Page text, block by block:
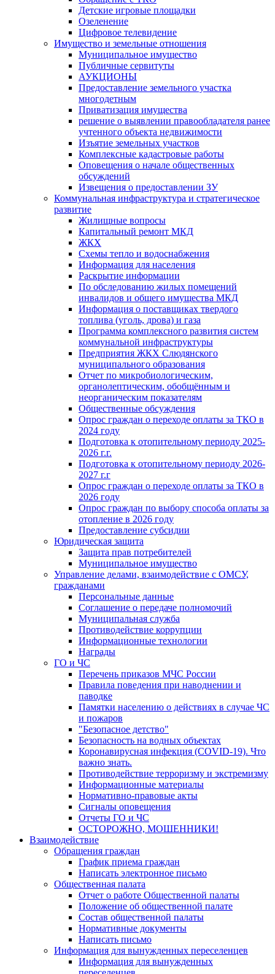
Детские игровые площадки
Озеленение
Цифровое телевидение
Имущество и земельные отношения
Муниципальное имущество
Публичные сервитуты
АУКЦИОНЫ
Предоставление земельного участка
многодетным
Приватизация имущества
решение о выявлении правообладателя ранее
учтенного объекта недвижимости
Изъятие земельных участков
Комплексные кадастровые работы
Оповещения о начале общественных
обсуждений
Извещения о предоставлении ЗУ
Коммунальная инфраструктура и стратегическое
развитие
Жилищные вопросы
Капитальный ремонт МКД
ЖКХ
Схемы тепло и водоснабжения
Информация для населения
Раскрытие информации
По обследованию жилых помещений
инвалидов и общего имущества МКД
Информация о поставщиках твердого
топлива (уголь, дрова) и газа
Программа комплексного развития систем
коммунальной инфраструктуры
Предприятия ЖКХ Слюдянского
муниципального образования
Отчет по микробиологическим,
органолептическим, обобщённым и
неорганическим показателям
Общественные обсуждения
Опрос граждан о переходе оплаты за ТКО в
2024 году
Подготовка к отопительному периоду 2025-
2026 г.г.
Подготовка к отопительному периоду 2026-
2027 г.г
Опрос граждан о переходе оплаты за ТКО в
2026 году
Опрос граждан по выбору способа оплаты за
отопление в 2026 году
Предоставление субсидии
Юридическая защита
Защита прав потребителей
Муниципальное имущество
Управление делами, взаимодействие с ОМСУ,
гражданами
Персональные данные
Соглашение о передаче полномочий
Муниципальная служба
Противодействие коррупции
Информационные технологии
Награды
ГО и ЧС
Перечень приказов МЧС России
Правила поведения при наводнении и
паводке
Памятки населению о действиях в случае ЧС
и пожаров
"Безопасное детство"
Безопасность на водных объектах
Коронавирусная инфекция (COVID-19). Что
важно знать.
Противодействие терроризму и экстремизму
Информационные материалы
Нормативно-правовые акты
Сигналы оповещения
Отчеты ГО и ЧС
ОСТОРОЖНО, МОШЕННИКИ!
Взаимодействие
Обращения граждан
График приема граждан
Написать электронное письмо
Общественная палата
Отчет о работе Общественной палаты
Положение об общественной палате
Состав общественной палаты
Нормативные документы
Написать письмо
Информация для вынужденных переселенцев
Информация для вынужденных